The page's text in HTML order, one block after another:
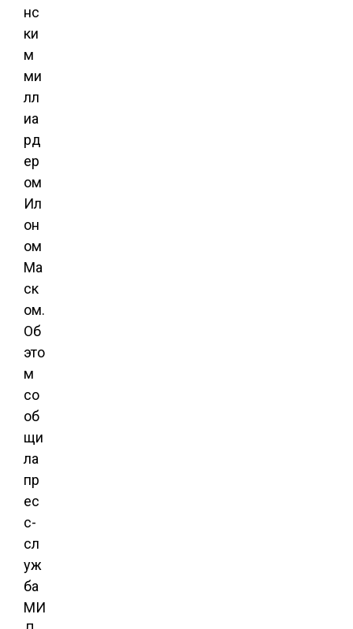
нс
ки
м
ми
лл
иа
рд
ер
ом
Ил
он
ом
Ма
ск
ом.
Об
это
м
со
об
щи
ла
пр
ес
с-
сл
уж
ба
МИ